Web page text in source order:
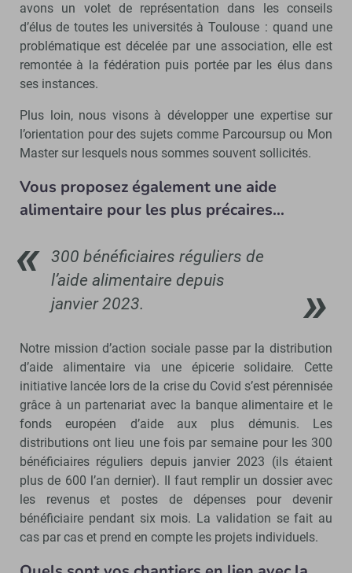
avons un volet de représentation dans les conseils
d’élus de toutes les universités à Toulouse : quand une
problématique est décelée par une association, elle est
remontée à la fédération puis portée par les élus dans
ses instances.
Plus loin, nous visons à développer une expertise sur
l’orientation pour des sujets comme Parcoursup ou Mon
Master sur lesquels nous sommes souvent sollicités.
Vous proposez également une aide
alimentaire pour les plus précaires…
300 bénéficiaires réguliers de
l’aide alimentaire depuis
janvier 2023.
Notre mission d’action sociale passe par la distribution
d’aide alimentaire via une épicerie solidaire. Cette
initiative lancée lors de la crise du Covid s’est pérennisée
grâce à un partenariat avec la banque alimentaire et le
fonds européen d’aide aux plus démunis. Les
distributions ont lieu une fois par semaine pour les 300
bénéficiaires réguliers depuis janvier 2023 (ils étaient
plus de 600 l’an dernier). Il faut remplir un dossier avec
les revenus et postes de dépenses pour devenir
bénéficiaire pendant six mois. La validation se fait au
cas par cas et prend en compte les projets individuels.